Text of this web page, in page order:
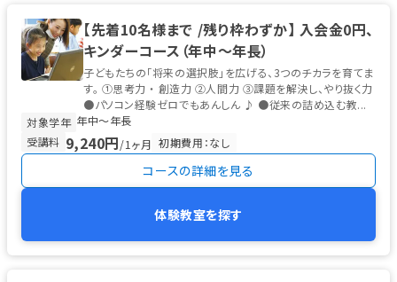
【先着10名様まで /残り枠わずか】 入会金0円、
キンダーコース（年中～年長）
子どもたちの「将来の選択肢」を広げる、3つのチカラを育てま
す。 ①思考力 ・ 創造力 ②人間力 ③課題を解決し、やり抜く力
●パソコン経験ゼロでもあんしん ♪ ●従来の詰め込む教...
対象学年 年中〜年長
受講料 9,240円/1ヶ月 初期費用：なし
コースの詳細を見る
体験教室を探す